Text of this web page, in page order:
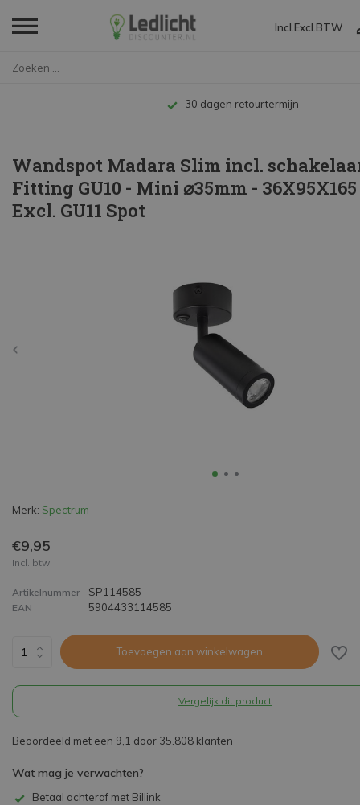
Incl. Excl. BTW
Tot 10 jaar garantie
Wandspot Madara Slim incl.
Fitting GU10 - Mini ⌀35mm -
Excl. GU11 Spot
Merk: Spectrum
€9,95
Incl. btw
Artikelnummer SP114585
EAN 5904433114585
Toevoegen aan winkelwagen
Vergelijk dit product
Beoordeeld met een 9,1 door 35.808 klanten
Wat mag je verwachten?
Betaal achteraf met Billink